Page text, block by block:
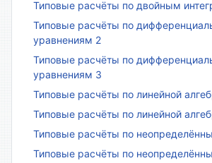
Типовые расчёты по двойным
Типовые расчёты по
уравнениям 2
Типовые расчёты по
уравнениям 3
Типовые расчёты по линейной
Типовые расчёты по линейной
Типовые расчёты по
Типовые расчёты по